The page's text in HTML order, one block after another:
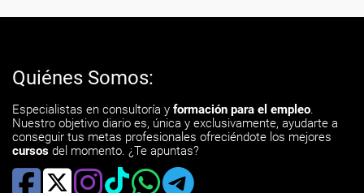
Quiénes Somos:
Especialistas en consultoría y formación para el empleo.
Nuestro objetivo diario es, única y exclusivamente, ayudarte a
conseguir tus metas profesionales ofreciéndote los mejores
cursos del momento. ¿Te apuntas?